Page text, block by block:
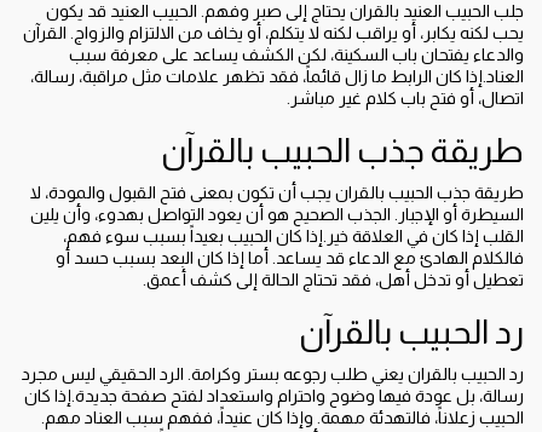
جلب الحبيب العنيد بالقران يحتاج إلى صبر وفهم. الحبيب العنيد قد يكون
يحب لكنه يكابر، أو يراقب لكنه لا يتكلم، أو يخاف من الالتزام والزواج. القرآن
والدعاء يفتحان باب السكينة، لكن الكشف يساعد على معرفة سبب
العناد.إذا كان الرابط ما زال قائماً، فقد تظهر علامات مثل مراقبة، رسالة،
اتصال، أو فتح باب كلام غير مباشر.
طريقة جذب الحبيب بالقرآن
طريقة جذب الحبيب بالقران يجب أن تكون بمعنى فتح القبول والمودة، لا
السيطرة أو الإجبار. الجذب الصحيح هو أن يعود التواصل بهدوء، وأن يلين
القلب إذا كان في العلاقة خير.إذا كان الحبيب بعيداً بسبب سوء فهم،
فالكلام الهادئ مع الدعاء قد يساعد. أما إذا كان البعد بسبب حسد أو
تعطيل أو تدخل أهل، فقد تحتاج الحالة إلى كشف أعمق.
رد الحبيب بالقرآن
رد الحبيب بالقران يعني طلب رجوعه بستر وكرامة. الرد الحقيقي ليس مجرد
رسالة، بل عودة فيها وضوح واحترام واستعداد لفتح صفحة جديدة.إذا كان
الحبيب زعلاناً، فالتهدئة مهمة. وإذا كان عنيداً، ففهم سبب العناد مهم.